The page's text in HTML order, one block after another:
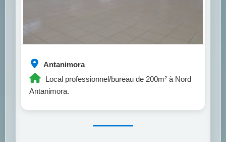
Antanimora
Local professionnel/bureau de 200m² à Nord
Antanimora.